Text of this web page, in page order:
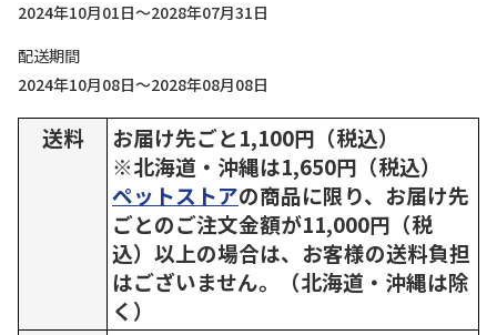
2024年10月01日～2028年07月31日
配送期間
2024年10月08日～2028年08月08日
送料
お届け先ごと1,100円（税込）
※北海道・沖縄は1,650円（税込）
ペットストアの商品に限り、お届け先
ごとのご注文金額が11,000円（税
込）以上の場合は、お客様の送料負担
はございません。（北海道・沖縄は除
く）